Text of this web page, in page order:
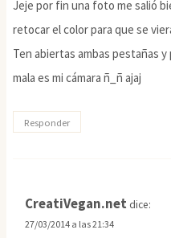
Jeje por fin una foto me salió
retocar el color para que se
Ten abiertas ambas pestañas
mala es mi cámara ñ_ñ ajaj
Responder
CreatiVegan.net dice:
27/03/2014 a las 21:34